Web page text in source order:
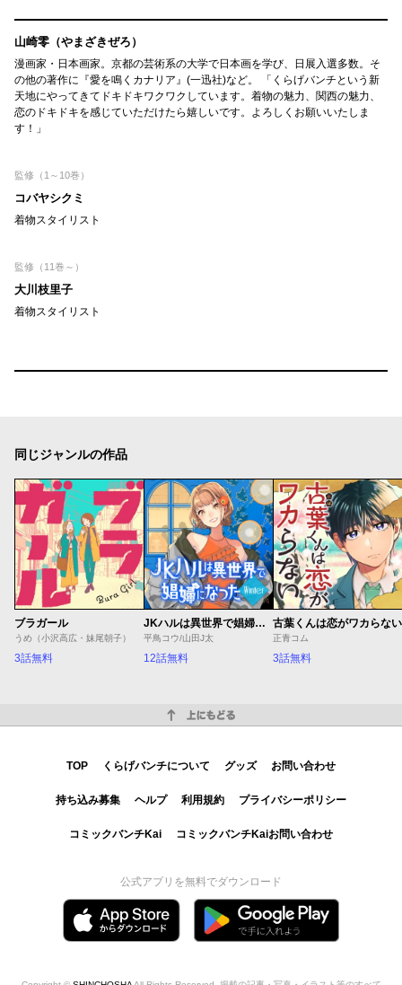
山崎零（やまざきぜろ）
漫画家・日本画家。京都の芸術系の大学で日本画を学び、日展入選多数。そ
の他の著作に『愛を鳴くカナリア』(一迅社)など。 「くらげバンチという新
天地にやってきてドキドキワクワクしています。着物の魅力、関西の魅力、
恋のドキドキを感じていただけたら嬉しいです。よろしくお願いいたしま
す！」
監修（1～10巻）
コバヤシクミ
着物スタイリスト
監修（11巻～）
大川枝里子
着物スタイリスト
同じジャンルの作品
ブラガール
うめ（小沢高広・妹尾朝子）
3話無料
JKハルは異世界で娼婦になった Winter
平鳥コウ/山田J太
12話無料
古葉くんは恋がワカらない
正青コム
3話無料
TOP くらげバンチについて グッズ お問い合わせ
持ち込み募集 ヘルプ 利用規約 プライバシーポリシー
コミックバンチKai コミックバンチKaiお問い合わせ
公式アプリを無料でダウンロード